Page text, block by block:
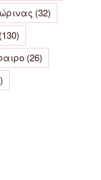
(32)
(130)
(26)